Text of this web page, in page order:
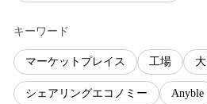
キーワード
マーケットプレイス 工場
シェアリングエコノミー Anyble